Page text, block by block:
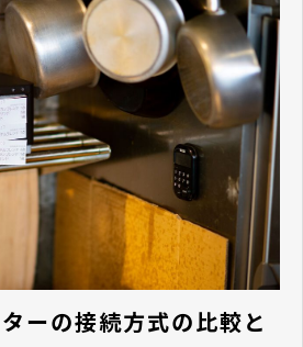
ーの接続方式の比較と